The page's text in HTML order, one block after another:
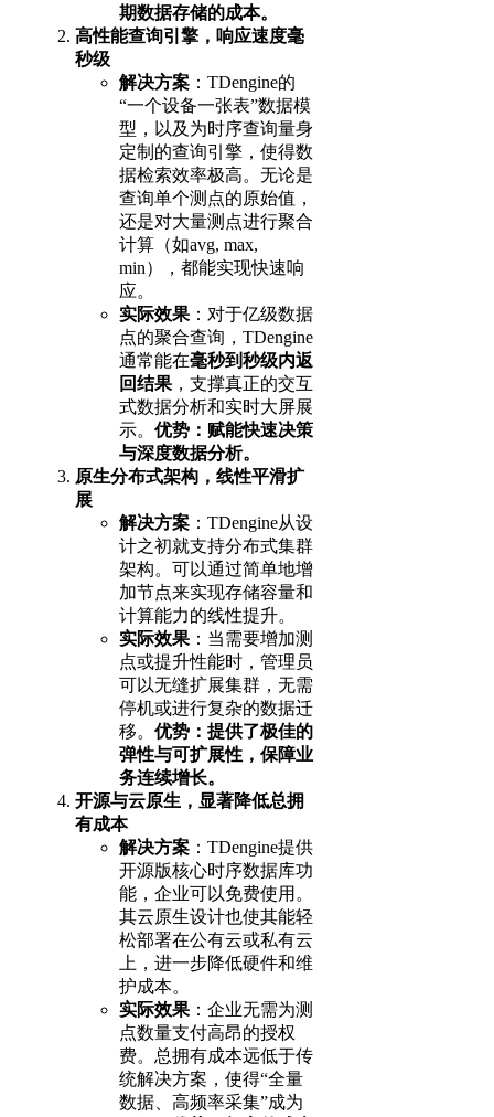
期数据存储的成本。
高性能查询引擎，响应速度毫
秒级
解决方案 ：TDengine的
“一个设备一张表”数据模
型，以及为时序查询量身
定制的查询引擎，使得数
据检索效率极高。无论是
查询单个测点的原始值，
还是对大量测点进行聚合
计算（如avg, max,
min），都能实现快速响
应。
实际效果 ：对于亿级数据
点的聚合查询，TDengine
通常能在毫秒到秒级内返
回结果 ，支撑真正的交互
式数据分析和实时大屏展
示。 优势：赋能快速决策
与深度数据分析。
原生分布式架构，线性平滑扩
展
解决方案 ：TDengine从设
计之初就支持分布式集群
架构。可以通过简单地增
加节点来实现存储容量和
计算能力的线性提升。
实际效果 ：当需要增加测
点或提升性能时，管理员
可以无缝扩展集群，无需
停机或进行复杂的数据迁
移。 优势：提供了极佳的
弹性与可扩展性，保障业
务连续增长。
开源与云原生，显著降低总拥
有成本
解决方案 ：TDengine提供
开源版核心时序数据库功
能，企业可以免费使用。
其云原生设计也使其能轻
松部署在公有云或私有云
上，进一步降低硬件和维
护成本。
实际效果 ：企业无需为测
点数量支付高昂的授权
费。总拥有成本远低于传
统解决方案，使得“全量
数据、高频率采集”成为